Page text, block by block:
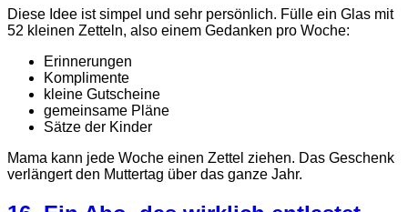
Diese Idee ist simpel und sehr persönlich. Fülle ein Glas mit
52 kleinen Zetteln, also einem Gedanken pro Woche:
Erinnerungen
Komplimente
kleine Gutscheine
gemeinsame Pläne
Sätze der Kinder
Mama kann jede Woche einen Zettel ziehen. Das Geschenk
verlängert den Muttertag über das ganze Jahr.